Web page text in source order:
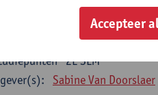
Kristien Hens
structural biology
2E SEM
Sabine Van Doorslaer
Accepteer